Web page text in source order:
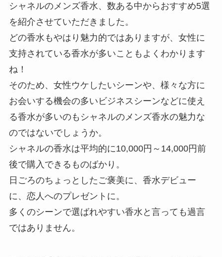
シャネルのメンズ香水、数ある中からおすすめ5選
を紹介させていただきました。
どの香水もやはり魅力的ではありますが、女性に
支持されている香水が多いこともよくわかります
ね！
そのため、女性ウケしたいシーンや、様々な方に
お会いする機会の多いビジネスシーンなどに使え
る香水が多いのもシャネルのメンズ香水の魅力な
のではないでしょうか。
シャネルの香水は平均的に10,000円～14,000円前
後で購入できるものばかり。
日ごろのちょっとしたご褒美に、香水デビュー
に、恋人へのプレゼントに。
多くのシーンで選ばれやすい香水と言っても過言
ではありません。